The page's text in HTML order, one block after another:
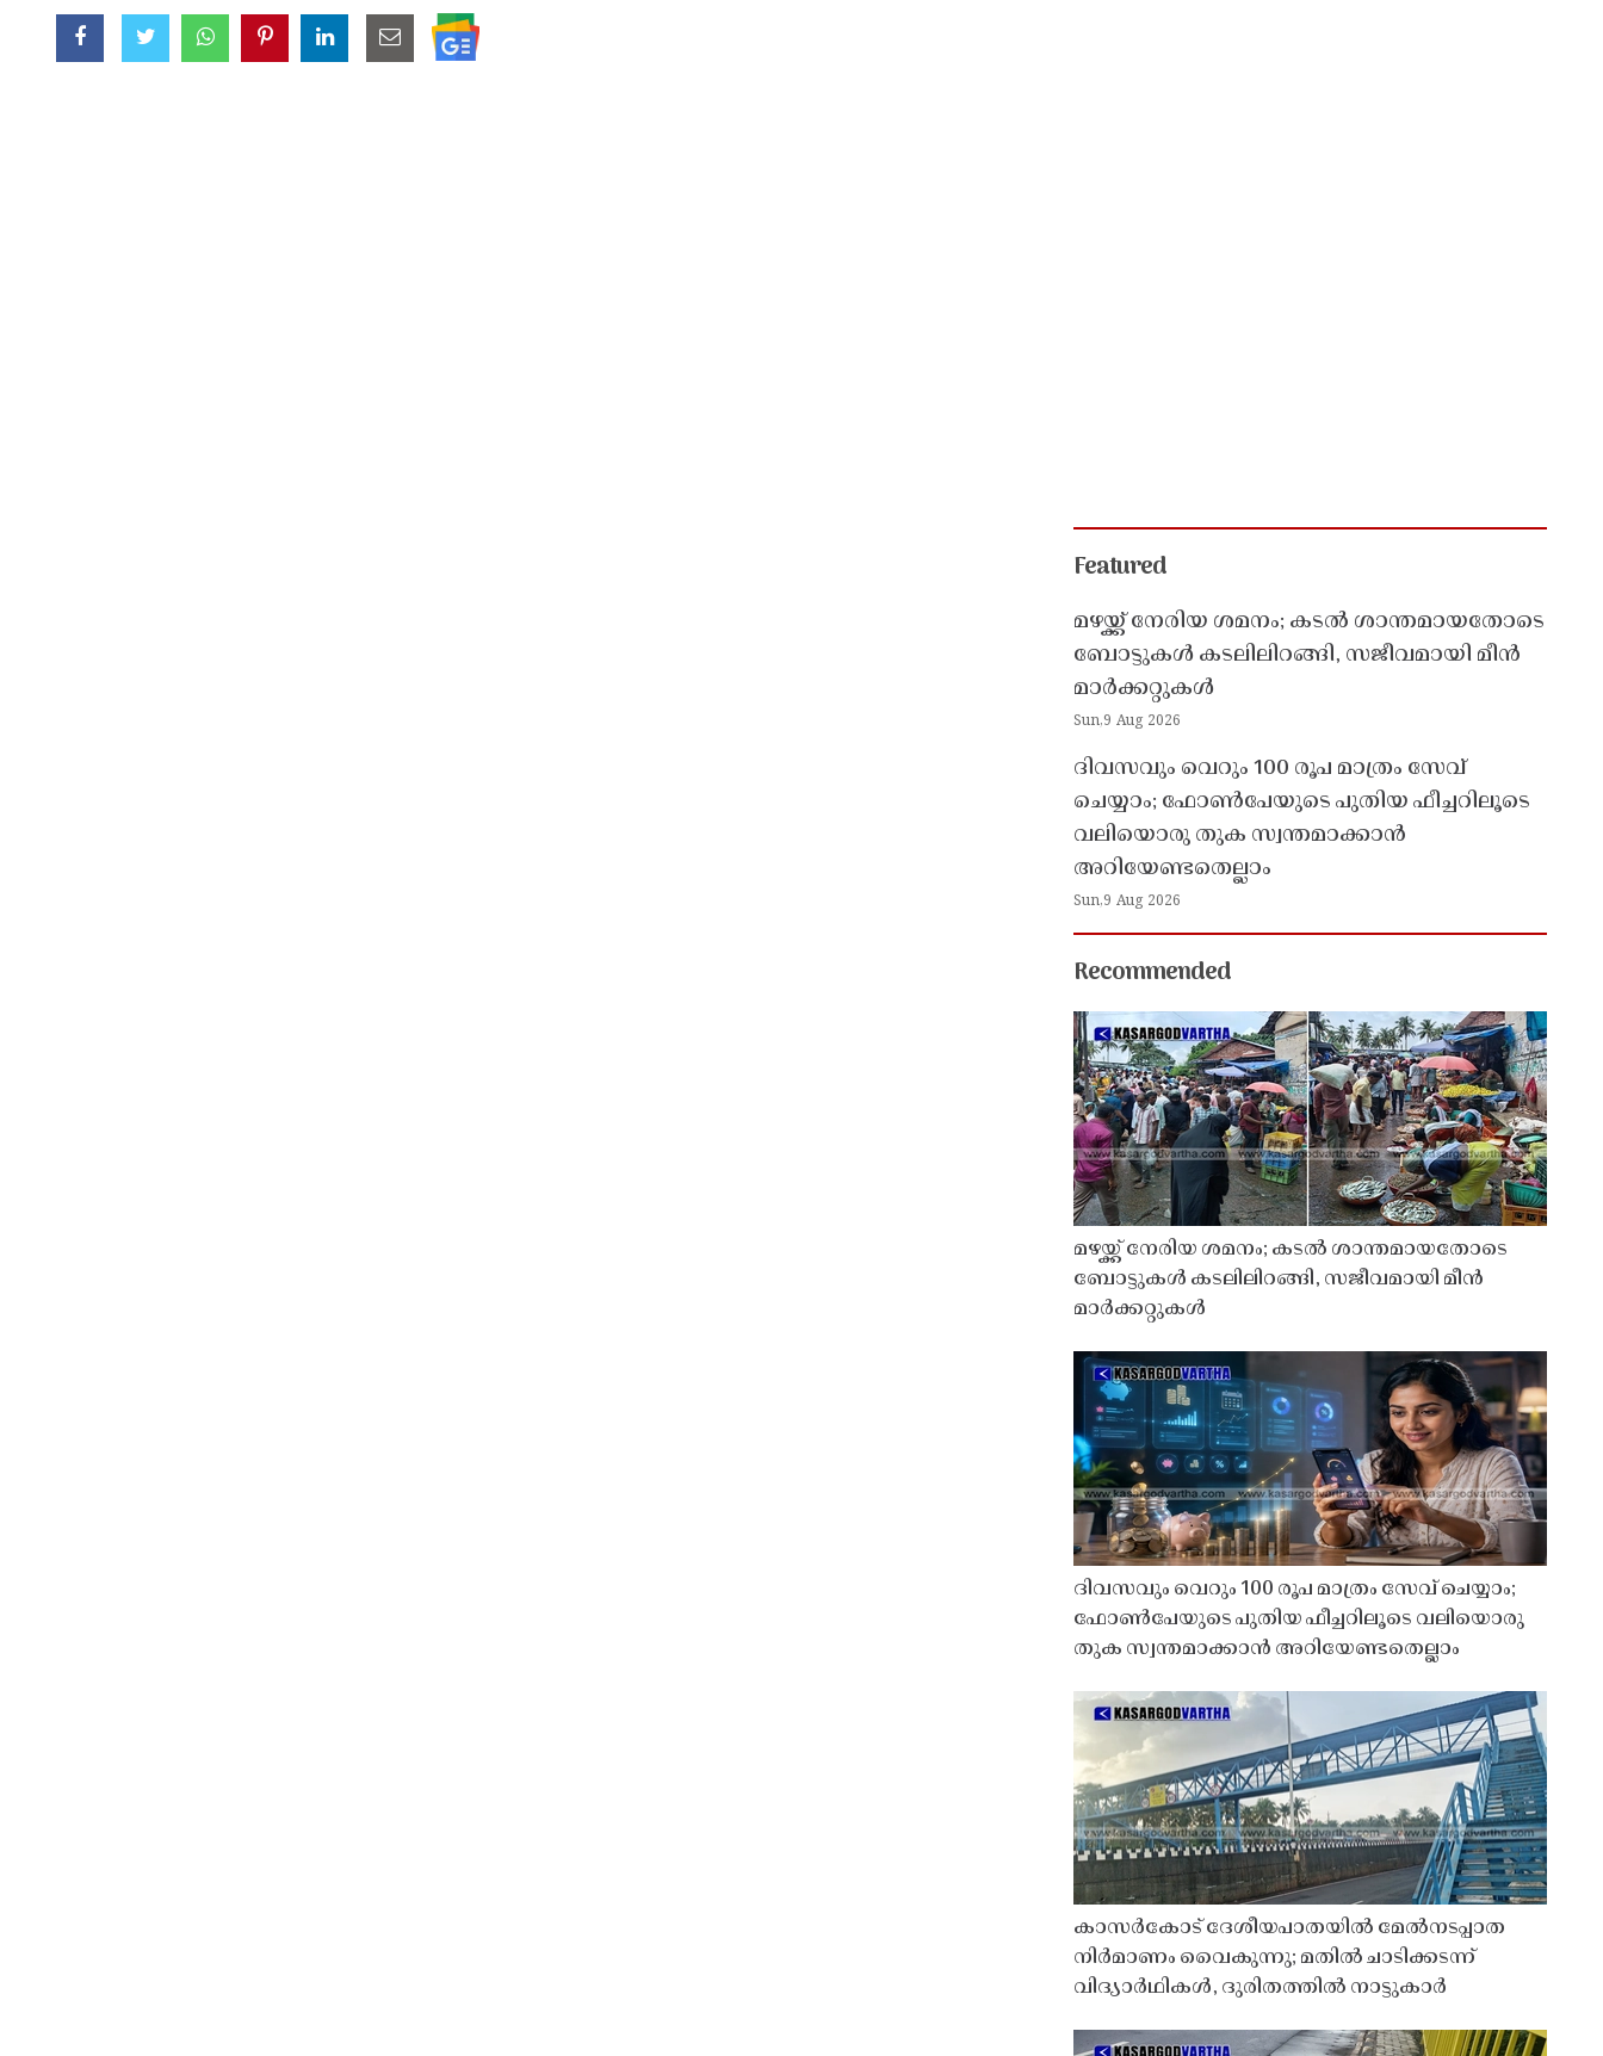
Featured
മഴയ്ക്ക് നേരിയ ശമനം; കടൽ ശാന്തമായതോടെ
ബോട്ടുകൾ കടലിലിറങ്ങി, സജീവമായി മീൻ
മാർക്കറ്റുകൾ
Sun,9 Aug 2026
ദിവസവും വെറും 100 രൂപ മാത്രം സേവ്
ചെയ്യാം; ഫോൺപേയുടെ പുതിയ ഫീച്ചറിലൂടെ
വലിയൊരു തുക സ്വന്തമാക്കാൻ
അറിയേണ്ടതെല്ലാം
Sun,9 Aug 2026
Recommended
മഴയ്ക്ക് നേരിയ ശമനം; കടൽ ശാന്തമായതോടെ
ബോട്ടുകൾ കടലിലിറങ്ങി, സജീവമായി മീൻ
മാർക്കറ്റുകൾ
ദിവസവും വെറും 100 രൂപ മാത്രം സേവ് ചെയ്യാം;
ഫോൺപേയുടെ പുതിയ ഫീച്ചറിലൂടെ വലിയൊരു
തുക സ്വന്തമാക്കാൻ അറിയേണ്ടതെല്ലാം
കാസർകോട് ദേശീയപാതയിൽ മേൽനടപ്പാത
നിർമാണം വൈകുന്നു; മതിൽ ചാടിക്കടന്ന്
വിദ്യാർഥികൾ, ദുരിതത്തിൽ നാട്ടുകാർ